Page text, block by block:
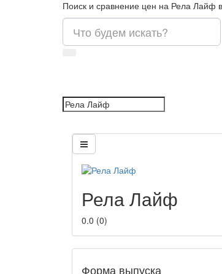
Поиск и сравнение цен на Рела Лайф
Рела Лайф
0.0 (0)
Форма выпуска